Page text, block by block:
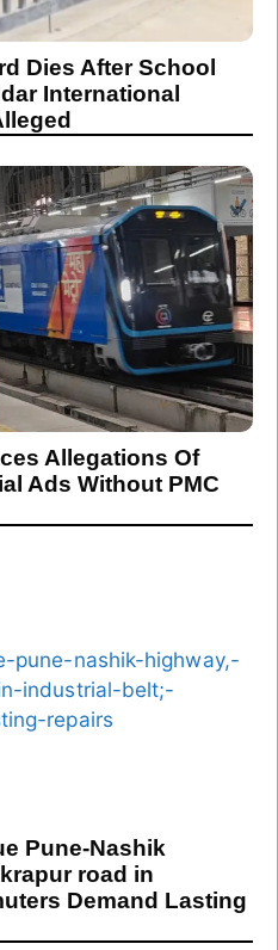
Dies After School
International
Allegations Of
Ads Without PMC
Pune-Nashik
road in
Demand Lasting